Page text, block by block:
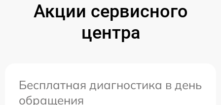
Акции сервисного
центра
Бесплатная диагностика в день
обращения